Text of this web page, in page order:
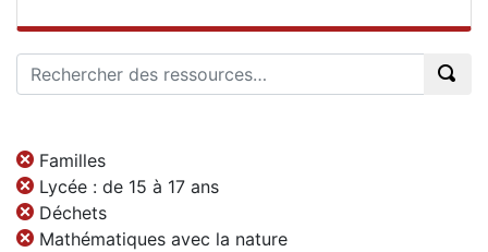
Familles
Lycée : de 15 à 17 ans
Déchets
Mathématiques avec la nature